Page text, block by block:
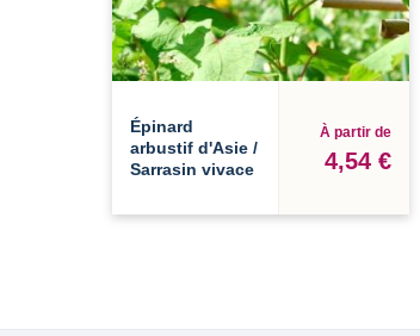
Épinard
arbustif d'Asie /
Sarrasin vivace
À partir de
4,54 €